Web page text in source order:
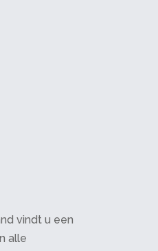
vindt u een
alle